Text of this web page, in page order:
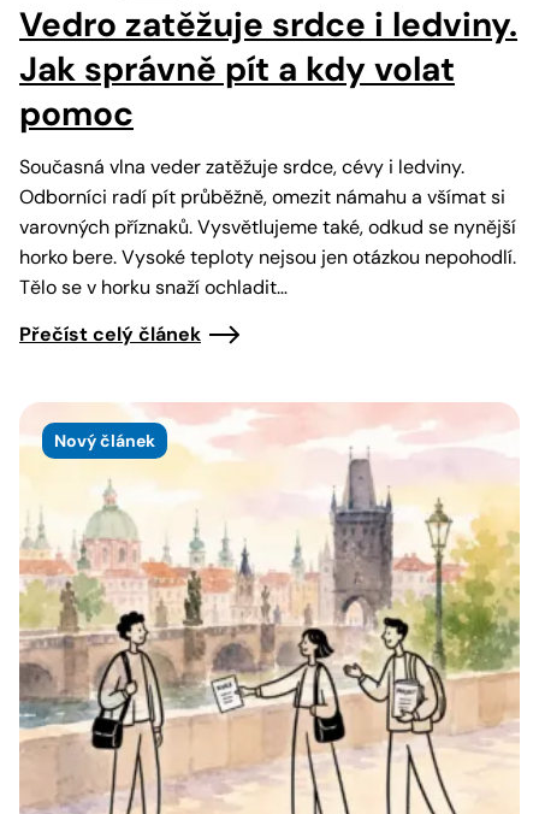
Vedro zatěžuje srdce i ledviny.
Jak správně pít a kdy volat
pomoc
Současná vlna veder zatěžuje srdce, cévy i ledviny.
Odborníci radí pít průběžně, omezit námahu a všímat si
varovných příznaků. Vysvětlujeme také, odkud se nynější
horko bere. Vysoké teploty nejsou jen otázkou nepohodlí.
Tělo se v horku snaží ochladit…
Přečíst celý článek
Nový článek